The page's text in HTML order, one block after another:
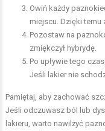
Owiń każdy
miejscu. Dzięki temu
Pozostaw na
zmiękczył hybrydę.
Po upływie tego
Jeśli lakier nie
Pamiętaj, aby zachować
Jeśli odczuwasz ból lub
lakieru, warto nawilżyć